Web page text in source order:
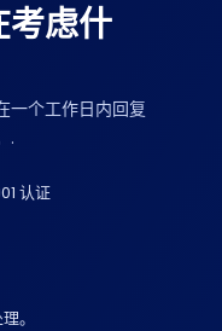
考虑什
一个工作日内回复
.
认证
。